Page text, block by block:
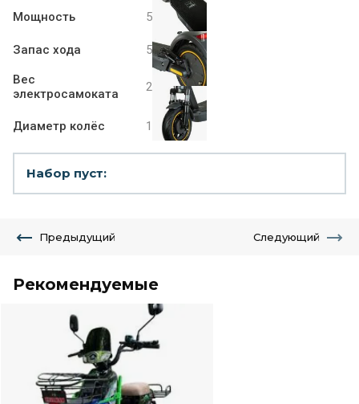
Мощность 500 W
Запас хода 50 км
Вес
электросамоката
20.5 кг
Диаметр колёс 10 дюймов
Набор пуст:
Предыдущий Следующий
Рекомендуемые